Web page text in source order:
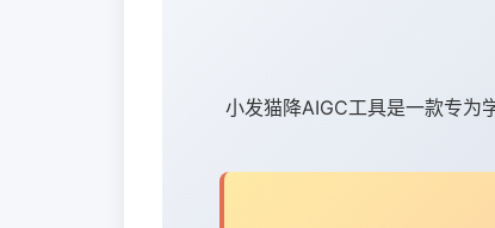
小发猫降AIGC工具是一款专为